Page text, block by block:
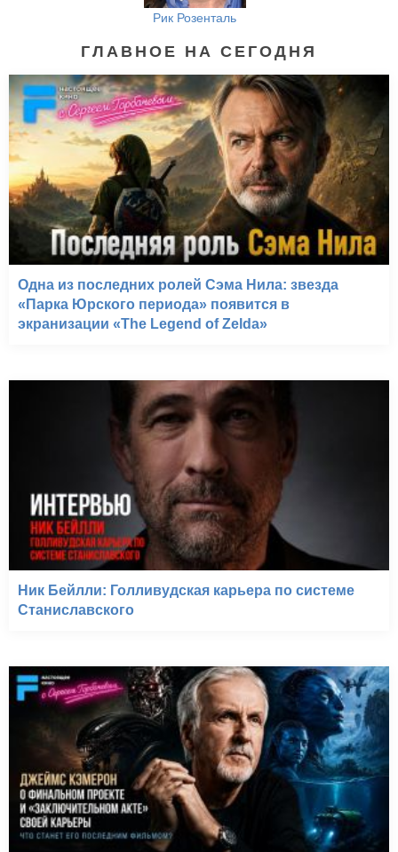
Рик Розенталь
ГЛАВНОЕ НА СЕГОДНЯ
Одна из последних ролей Сэма Нила: звезда
«Парка Юрского периода» появится в
экранизации «The Legend of Zelda»
Ник Бейлли: Голливудская карьера по системе
Станиславского